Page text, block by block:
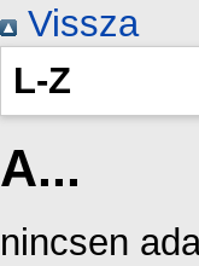
Vissza
L-Z
A...
nincsen